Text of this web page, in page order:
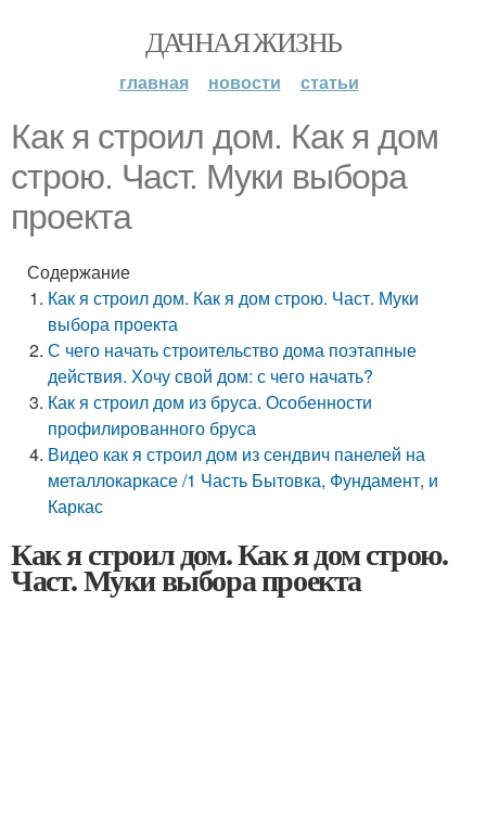
ДАЧНАЯ ЖИЗНЬ
главная новости статьи
Как я строил дом. Как я дом
строю. Част. Муки выбора
проекта
Содержание
Как я строил дом. Как я дом строю. Част. Муки
выбора проекта
С чего начать строительство дома поэтапные
действия. Хочу свой дом: с чего начать?
Как я строил дом из бруса. Особенности
профилированного бруса
Видео как я строил дом из сендвич панелей на
металлокаркасе /1 Часть Бытовка, Фундамент, и
Каркас
Как я строил дом. Как я дом строю.
Част. Муки выбора проекта